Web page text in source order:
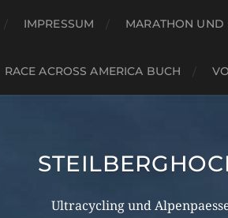
IMPRESSUM MARATHON UND
RACE ACROSS AMERICA BUCH
Ultracycling und